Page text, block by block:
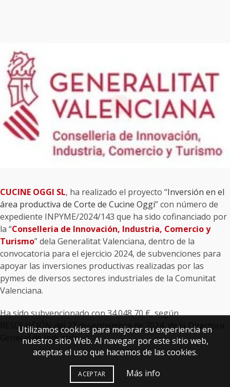
CUCINE OGGI SL, ha realizado el proyecto “Inversión en el
área productiva de Corte de Cucine Oggi” con número de
expediente INPYME/2024/143 que ha sido cofinanciado por
la “Conselleria de Innovación, Industria, Comercio y
Turismo” dela Generalitat Valenciana, dentro de la
convocatoria para el ejercicio 2024, de subvenciones para
apoyar las inversiones productivas realizadas por las
pymes de diversos sectores industriales de la Comunitat
Valenciana.
Ha sido subvencionado con 34.048,70 €, según
RESOLUCIÓN del 27 deseptiembre de 2024, de la Directora
General de Industria.
Utilizamos cookies para mejorar su experiencia en
nuestro sitio Web. Al navegar por este sitio web,
aceptas el uso que hacemos de las cookies.
ACEPTAR Más info